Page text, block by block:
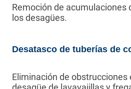
Remoción de acumulaciones
los desagües.
Desatasco de tuberías de
Eliminación de obstrucciones